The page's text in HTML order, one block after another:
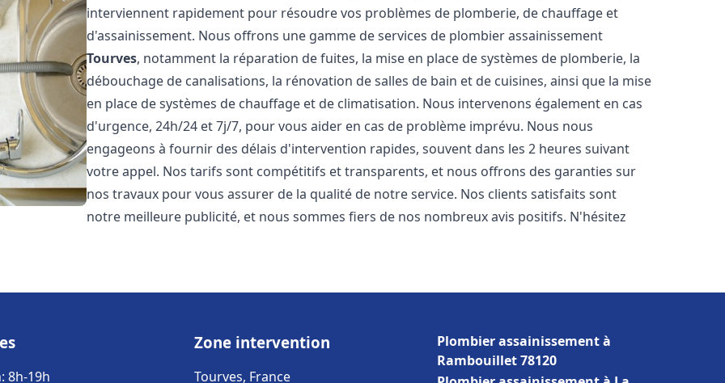
interviennent rapidement pour résoudre vos problèmes de plomberie, de chauffage et
d'assainissement. Nous offrons une gamme de services de plombier assainissement
Tourves, notamment la réparation de fuites, la mise en place de systèmes de plomberie, la
débouchage de canalisations, la rénovation de salles de bain et de cuisines, ainsi que la mise
en place de systèmes de chauffage et de climatisation. Nous intervenons également en cas
d'urgence, 24h/24 et 7j/7, pour vous aider en cas de problème imprévu. Nous nous
engageons à fournir des délais d'intervention rapides, souvent dans les 2 heures suivant
votre appel. Nos tarifs sont compétitifs et transparents, et nous offrons des garanties sur
nos travaux pour vous assurer de la qualité de notre service. Nos clients satisfaits sont
notre meilleure publicité, et nous sommes fiers de nos nombreux avis positifs. N'hésitez
8h-19h
Zone intervention
Tourves, France
Plombier assainissement à
Rambouillet 78120